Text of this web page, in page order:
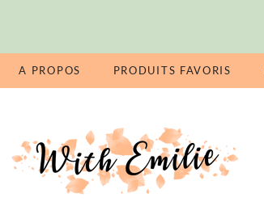
A PROPOS PRODUITS FAVORIS